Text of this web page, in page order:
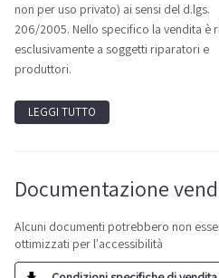
non per uso privato) ai sensi del d.lgs.
206/2005. Nello specifico la vendita è
esclusivamente a soggetti riparatori e
produttori.
LEGGI TUTTO
Documentazione
Alcuni documenti potrebbero non
ottimizzati per l'accessibilità